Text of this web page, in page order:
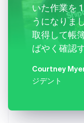
いた作業を
うになりま
取得して帳
ばやく確認
Courtney
ジデント